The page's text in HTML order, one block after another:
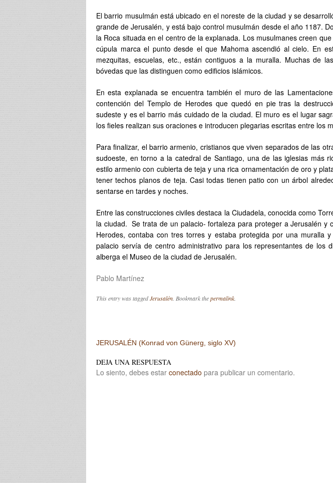
El barrio musulmán está ubicado en el noreste de la ciudad y se
grande de Jerusalén, y está bajo control musulmán desde el año 1187.
la Roca situada en el centro de la explanada. Los musulmanes creen
cúpula marca el punto desde el que Mahoma ascendió al cielo. En
mezquitas, escuelas, etc., están contiguos a la muralla. Muchas de
bóvedas que las distinguen como edificios islámicos.
En esta explanada se encuentra también el muro de las
contención del Templo de Herodes que quedó en pie tras la
sudeste y es el barrio más cuidado de la ciudad. El muro es el lugar
los fieles realizan sus oraciones e introducen plegarias escritas entre los
Para finalizar, el barrio armenio, cristianos que viven separados de las
sudoeste, en torno a la catedral de Santiago, una de las iglesias más
estilo armenio con cubierta de teja y una rica ornamentación de oro y
tener techos planos de teja. Casi todas tienen patio con un árbol
sentarse en tardes y noches.
Entre las construcciones civiles destaca la Ciudadela, conocida como
la ciudad. Se trata de un palacio- fortaleza para proteger a Jerusalén y
Herodes, contaba con tres torres y estaba protegida por una muralla
palacio servía de centro administrativo para los representantes de los
alberga el Museo de la ciudad de Jerusalén.
Pablo Martínez
This entry was taggedJerusalén. Bookmark thepermalink.
Post navigation
JERUSALÉN (Konrad von Günerg, siglo XV)
DEJA UNA RESPUESTA
Lo siento, debes estar conectado para publicar un comentario.